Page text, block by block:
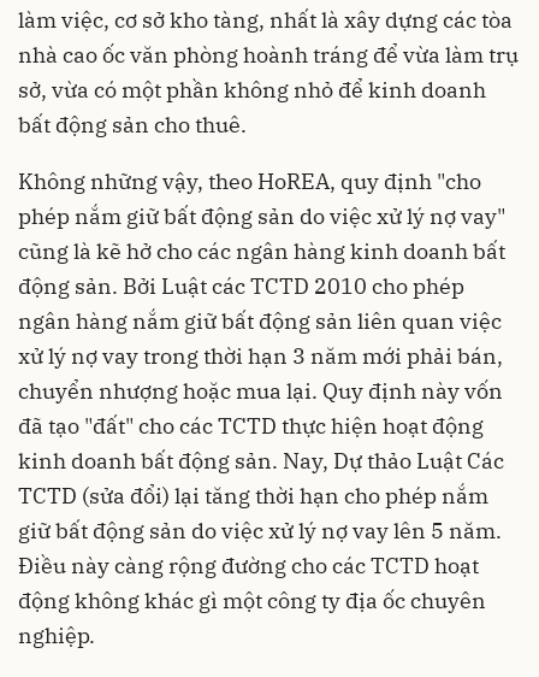
làm việc, cơ sở kho tàng, nhất là xây dựng các tòa
nhà cao ốc văn phòng hoành tráng để vừa làm trụ
sở, vừa có một phần không nhỏ để kinh doanh
bất động sản cho thuê.
Không những vậy, theo HoREA, quy định "cho
phép nắm giữbất động sản do việc xử lý nợ vay"
cũng là kẽ hở cho các ngân hàng kinh doanh bất
động sản. Bởi Luật các TCTD 2010 cho phép
ngân hàng nắm giữ bất động sản liên quan việc
xử lý nợ vay trong thời hạn 3 năm mới phải bán,
chuyển nhượng hoặc mua lại. Quy định này vốn
đã tạo "đất" cho các TCTD thực hiện hoạt động
kinh doanh bất động sản. Nay, Dự thảo Luật Các
TCTD (sửa đổi) lại tăng thời hạn cho phép nắm
giữ bất động sản do việc xử lý nợ vay lên 5 năm.
Điều này càng rộng đường cho các TCTD hoạt
động không khác gì một công ty địa ốc chuyên
nghiệp.